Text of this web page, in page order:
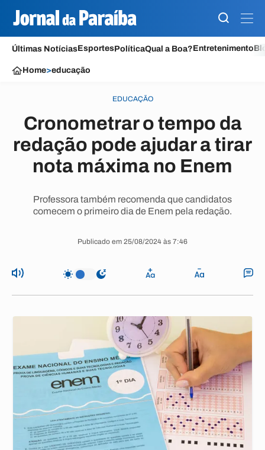
Últimas NotíciasEsportesPolíticaQual a Boa?Entretenimento
Home>educação
EDUCAÇÃO
Cronometrar o tempo da
redação pode ajudar a tirar
nota máxima no Enem
Professora também recomenda que candidatos
comecem o primeiro dia de Enem pela redação.
Publicado em 25/08/2024 às 7:46